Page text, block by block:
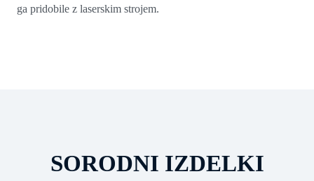
ga pridobile z laserskim strojem.
SORODNI IZDELKI